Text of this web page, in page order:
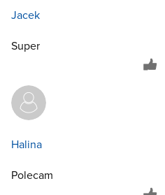
Jacek
Super
Halina
Polecam